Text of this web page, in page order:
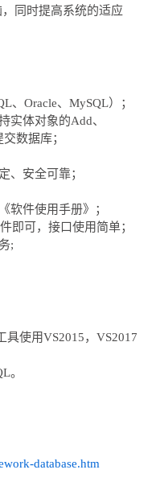
同时提高系统的适应
、Oracle、MySQL）；
实体对象的Add、
数据库；
、安全可靠；
软件使用手册》；
即可，接口使用简单；
;
具使用VS2015，VS2017
。
database.htm